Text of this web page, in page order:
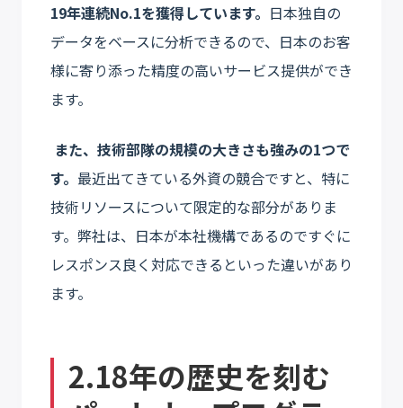
19年連続No.1を獲得しています。 日本独自の
データをベースに分析できるので、日本のお客
様に寄り添った精度の高いサービス提供ができ
ます。
また、技術部隊の規模の大きさも強みの1つで
す。 最近出てきている外資の競合ですと、特に
技術リソースについて限定的な部分がありま
す。弊社は、日本が本社機構であるのですぐに
レスポンス良く対応できるといった違いがあり
ます。
2.18年の歴史を刻む